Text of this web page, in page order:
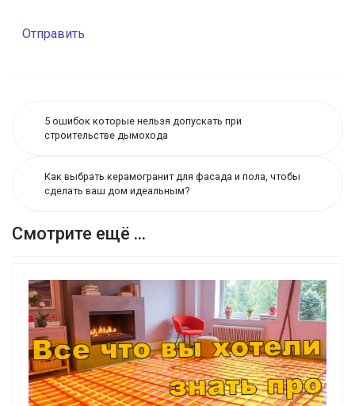
Отправить
5 ошибок которые нельзя допускать при
строительстве дымохода
Как выбрать керамогранит для фасада и пола, чтобы
сделать ваш дом идеальным?
Смотрите ещё ...